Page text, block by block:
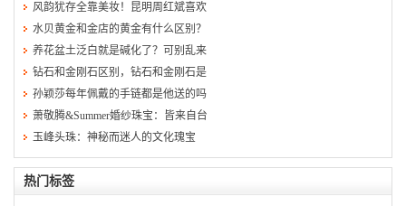
风韵犹存全靠美妆！昆明周红斌喜欢
水贝黄金和金店的黄金有什么区别？
养花盆土泛白就是碱化了？可别乱来
钻石和金刚石区别，钻石和金刚石是
孙颖莎每年佩戴的手链都是他送的吗
萧敬腾&Summer婚纱珠宝：皆来自台
玉峰头珠：神秘而迷人的文化瑰宝
热门标签